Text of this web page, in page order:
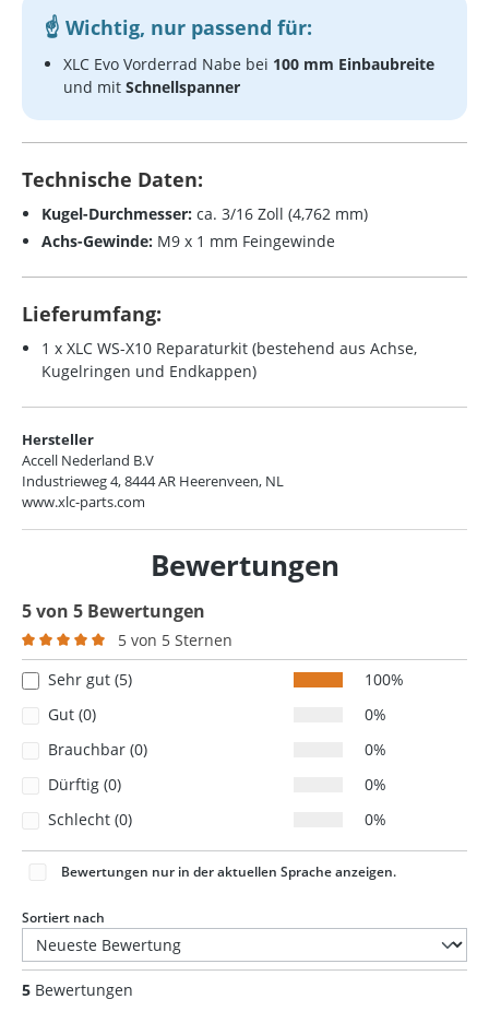
Wichtig, nur passend für:
XLC Evo Vorderrad Nabe bei 100 mm Einbaubreite
und mit Schnellspanner
Technische Daten:
Kugel-Durchmesser: ca. 3/16 Zoll (4,762 mm)
Achs-Gewinde: M9 x 1 mm Feingewinde
Lieferumfang:
1 x XLC WS-X10 Reparaturkit (bestehend aus Achse,
Kugelringen und Endkappen)
Hersteller
Accell Nederland B.V
Industrieweg 4, 8444 AR Heerenveen, NL
www.xlc-parts.com
Bewertungen
5 von 5 Bewertungen
Durchschnittliche Bewertung von 5 von 5 Sternen
5 von 5 Sternen
Sehr gut (5)
100%
Gut (0)
0%
Brauchbar (0)
0%
Dürftig (0)
0%
Schlecht (0)
0%
Bewertungen nur in der aktuellen Sprache anzeigen.
Sortiert nach
5 Bewertungen